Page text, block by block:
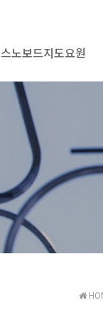
스노보드지도요원